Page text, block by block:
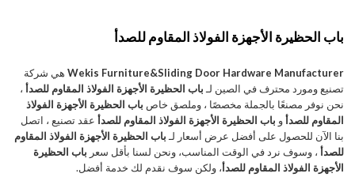
باب الحظيرة الأجهزة الفولاذ المقاوم للصدأ
Wekis Furniture&Sliding Door Hardware Manufacturer هي شركة
تصنيع ومورد محترف في الصين لـ باب الحظيرة الأجهزة الفولاذ المقاوم للصدأ ،
نحن نوفر مصنعًا بالجملة مخصصًا ، وملصق خاص باب الحظيرة الأجهزة الفولاذ
المقاوم للصدأو باب الحظيرة الأجهزة الفولاذ المقاوم للصدأ عقد تصنيع ، اتصل
بنا الآن للحصول على أفضل عرض أسعار لـ باب الحظيرة الأجهزة الفولاذ المقاوم
للصدأ ، وسوف نرد في الوقت المناسب، ونحن لسنا بأقل سعر باب الحظيرة
الأجهزة الفولاذ المقاوم للصدأ، ولكن سوف نقدم لك خدمة أفضل.